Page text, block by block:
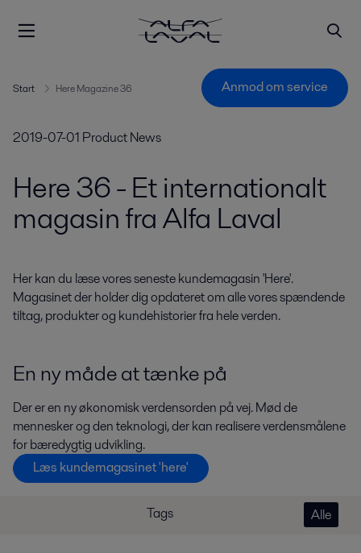
Start Here Magazine 36 Anmod om service
2019-07-01 Product News
Here 36 - Et internationalt
magasin fra Alfa Laval
Her kan du læse vores seneste kundemagasin 'Here'.
Magasinet der holder dig opdateret om alle vores spændende
tiltag, produkter og kundehistorier fra hele verden.
En ny måde at tænke på
Der er en ny økonomisk verdensorden på vej. Mød de
mennesker og den teknologi, der kan realisere verdensmålene
for bæredygtig udvikling.
Læs kundemagasinet 'here'
Tags Alle